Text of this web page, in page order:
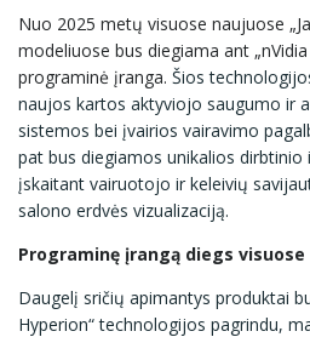
Nuo 2025 metų visuose naujuose
modeliuose bus diegiama ant
programinė įranga. Šios
naujos kartos aktyviojo saugumo ir
sistemos bei įvairios vairavimo
pat bus diegiamos unikalios
įskaitant vairuotojo ir keleivių
salono erdvės vizualizaciją.
Programinę įrangą diegs
Daugelį sričių apimantys produktai
Hyperion“ technologijos pagrindu,